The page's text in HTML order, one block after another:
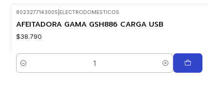
8023277143005 ELECTRODOMESTICOS
AFEITADORA GAMA GSH886 CARGA USB
$38.790
Cantidad